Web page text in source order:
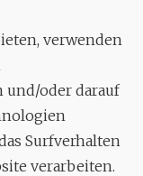
verwenden
und/oder darauf
Surfverhalten
verarbeiten.